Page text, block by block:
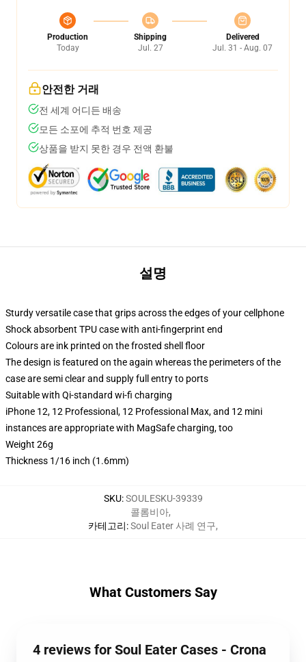
Production
Today
Shipping
Jul. 27
Delivered
Jul. 31 - Aug. 07
안전한 거래
전 세계 어디든 배송
모든 소포에 추적 번호 제공
상품을 받지 못한 경우 전액 환불
설명
Sturdy versatile case that grips across the edges of your cellphone
Shock absorbent TPU case with anti-fingerprint end
Colours are ink printed on the frosted shell floor
The design is featured on the again whereas the perimeters of the
case are semi clear and supply full entry to ports
Suitable with Qi-standard wi-fi charging
iPhone 12, 12 Professional, 12 Professional Max, and 12 mini
instances are appropriate with MagSafe charging, too
Weight 26g
Thickness 1/16 inch (1.6mm)
SKU:SOULESKU-39339
카테고리:
콜롬비아,
Soul Eater 사례 연구,
What Customers Say
4 reviews for Soul Eater Cases - Crona